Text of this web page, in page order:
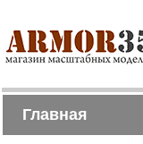
Главная